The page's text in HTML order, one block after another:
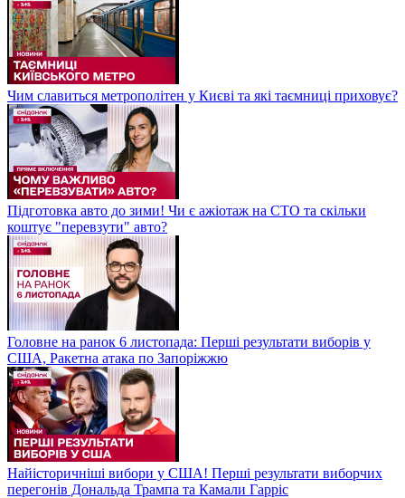
Чим славиться метрополітен у Києві та які таємниці приховує?
Підготовка авто до зими! Чи є ажіотаж на СТО та скільки
коштує "перевзути" авто?
Головне на ранок 6 листопада: Перші результати виборів у
США, Ракетна атака по Запоріжжю
Найісторичніші вибори у США! Перші результати виборчих
перегонів Дональда Трампа та Камали Гарріс